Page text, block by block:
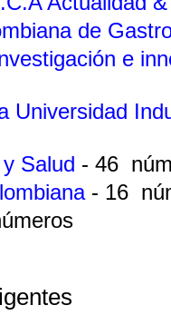
de
e
Universidad
Salud - 46
- 16